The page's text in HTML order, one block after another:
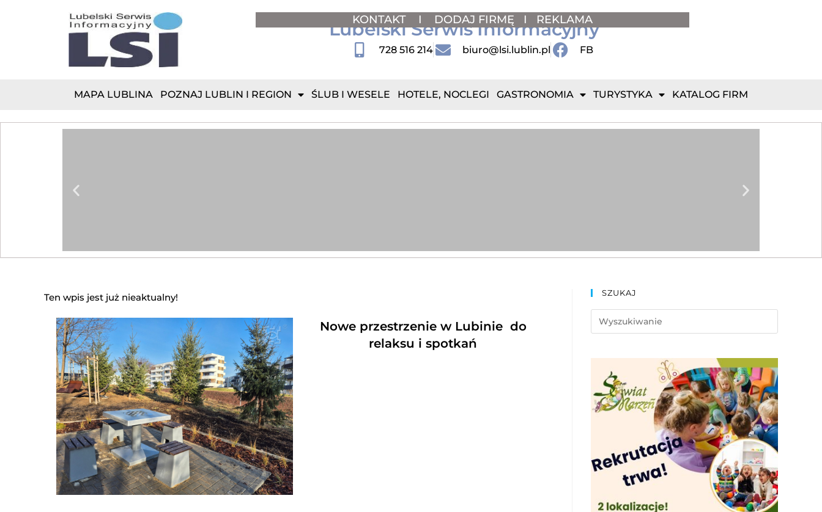
KONTAKT I DODAJ FIRMĘ I REKLAMA
Lubelski Serwis Informacyjny
728 516 214 biuro@lsi.lublin.pl FB
MAPA LUBLINA POZNAJ LUBLIN I REGION ŚLUB I WESELE HOTELE, NOCLEGI GASTRONOMIA TURYSTYKA KATALOG FIRM
Ten wpis jest już nieaktualny!
Nowe przestrzenie w Lubinie do
relaksu i spotkań
SZUKAJ